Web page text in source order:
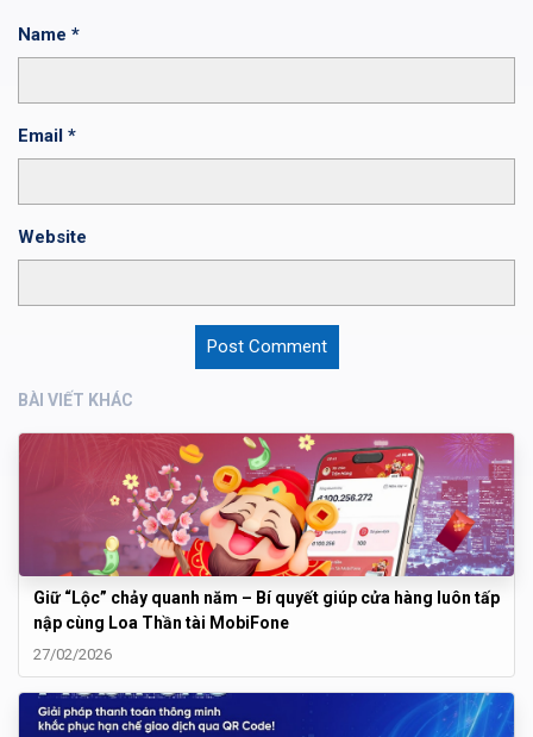
Name *
Email *
Website
BÀI VIẾT KHÁC
Giữ “Lộc” chảy quanh năm – Bí quyết giúp cửa hàng luôn tấp
nập cùng Loa Thần tài MobiFone
27/02/2026